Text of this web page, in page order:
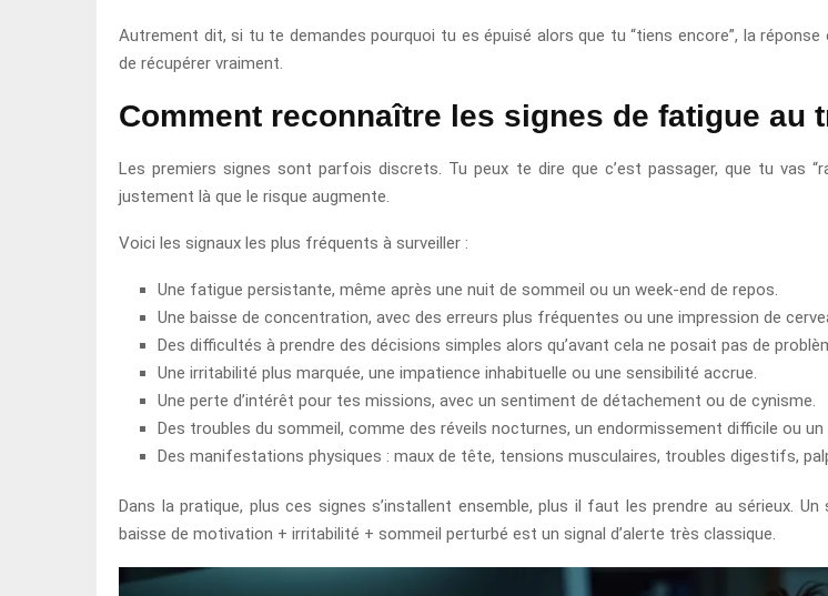
Autrement dit, si tu te demandes pourquoi tu es épuisé alors que tu “tiens encore”, la
de récupérer vraiment.
Comment reconnaître les signes de fatigue au
Les premiers signes sont parfois discrets. Tu peux te dire que c’est passager, que tu vas
justement là que le risque augmente.
Voici les signaux les plus fréquents à surveiller :
Une fatigue persistante, même après une nuit de sommeil ou un week-end de repos.
Une baisse de concentration, avec des erreurs plus fréquentes ou une impression de
Des difficultés à prendre des décisions simples alors qu’avant cela ne posait pas de
Une irritabilité plus marquée, une impatience inhabituelle ou une sensibilité accrue.
Une perte d’intérêt pour tes missions, avec un sentiment de détachement ou de cynisme.
Des troubles du sommeil, comme des réveils nocturnes, un endormissement difficile ou un
Des manifestations physiques : maux de tête, tensions musculaires, troubles digestifs,
Dans la pratique, plus ces signes s’installent ensemble, plus il faut les prendre au sérieux.
baisse de motivation + irritabilité + sommeil perturbé est un signal d’alerte très classique.